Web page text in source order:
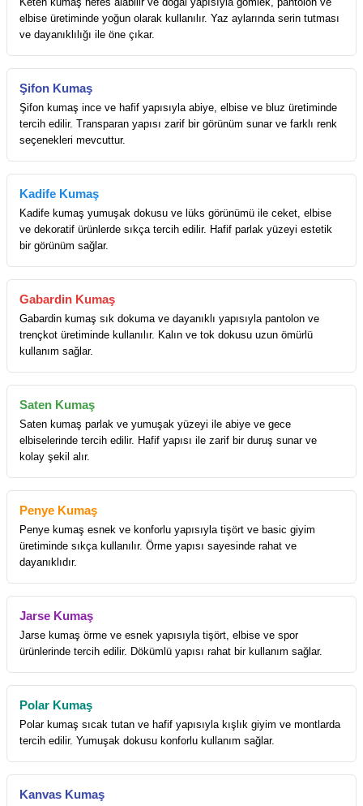
elbise üretiminde yoğun olarak kullanılır. Yaz aylarında serin tutması
ve dayanıklılığı ile öne çıkar.
Şifon Kumaş
Şifon kumaş ince ve hafif yapısıyla abiye, elbise ve bluz üretiminde
tercih edilir. Transparan yapısı zarif bir görünüm sunar ve farklı renk
seçenekleri mevcuttur.
Kadife Kumaş
Kadife kumaş yumuşak dokusu ve lüks görünümü ile ceket, elbise
ve dekoratif ürünlerde sıkça tercih edilir. Hafif parlak yüzeyi estetik
bir görünüm sağlar.
Gabardin Kumaş
Gabardin kumaş sık dokuma ve dayanıklı yapısıyla pantolon ve
trençkot üretiminde kullanılır. Kalın ve tok dokusu uzun ömürlü
kullanım sağlar.
Saten Kumaş
Saten kumaş parlak ve yumuşak yüzeyi ile abiye ve gece
elbiselerinde tercih edilir. Hafif yapısı ile zarif bir duruş sunar ve
kolay şekil alır.
Penye Kumaş
Penye kumaş esnek ve konforlu yapısıyla tişört ve basic giyim
üretiminde sıkça kullanılır. Örme yapısı sayesinde rahat ve
dayanıklıdır.
Jarse Kumaş
Jarse kumaş örme ve esnek yapısıyla tişört, elbise ve spor
ürünlerinde tercih edilir. Dökümlü yapısı rahat bir kullanım sağlar.
Polar Kumaş
Polar kumaş sıcak tutan ve hafif yapısıyla kışlık giyim ve montlarda
tercih edilir. Yumuşak dokusu konforlu kullanım sağlar.
Kanvas Kumaş